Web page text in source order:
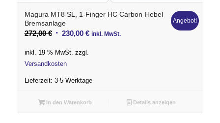
Magura MT8 SL, 1-Finger HC Carbon-Hebel
Bremsanlage
272,00€ Ursprünglicher
war:
272,00 €
230,00 €Aktueller
inkl. MwSt.
Angebot!
inkl. 19 % MwSt. zzgl.
Versandkosten
Lieferzeit: 3-5 Werktage
In den Warenkorb Details anzeigen